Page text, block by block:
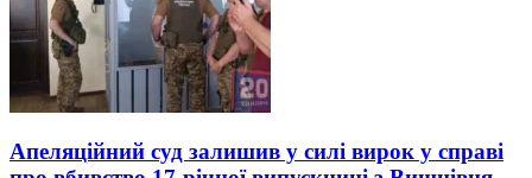
Апеляційний суд залишив у силі вирок у справі